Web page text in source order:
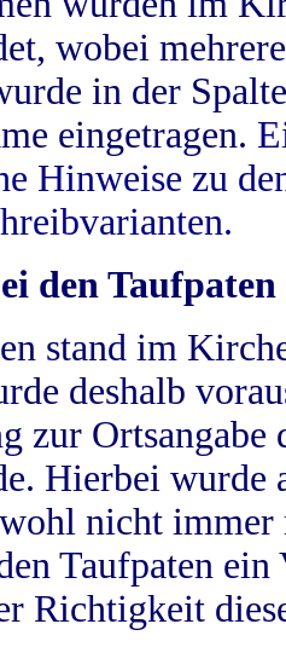
wobei
in der
eingetragen.
Hinweise zu
den Taufpaten
stand im
deshalb
zur
Hierbei wurde
nicht
Taufpaten
Richtigkeit